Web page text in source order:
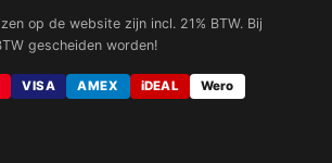
op de website zijn incl. 21% BTW. Bij
gescheiden worden!
VISA AMEX iDEAL
Wero